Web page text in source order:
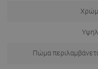
Πώμα